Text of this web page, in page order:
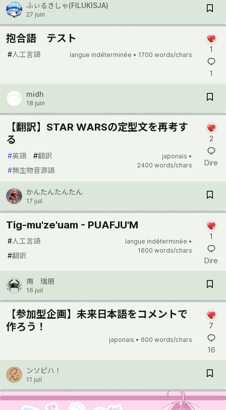
ふぃるきしゃ(FILUKISJA)
27 juin
抱合語 テスト
#人工言語 langue indéterminée • 1700 words/chars
1
1
midh
18 juin
【翻訳】STAR WARSの定型文を再考す
る
#英語 #翻訳
#無生物音源語
japonais •
2400 words/chars
2
Dire
かんたんたんたん
17 juil
Тig-mu'ze'uam - PUAFJU'M
#人工言語
#翻訳
langue indéterminée •
1600 words/chars
1
Dire
南 瑞朋
16 juil
【参加型企画】未来日本語をコメントで
作ろう！
japonais • 600 words/chars
7
16
ンソピハ！
11 juil